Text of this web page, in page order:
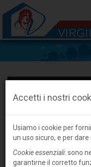
Accetti i nostri
Usiamo i cookie per
un uso sicuro, e per
Cookie essenziali: sono
garantirne il corretto